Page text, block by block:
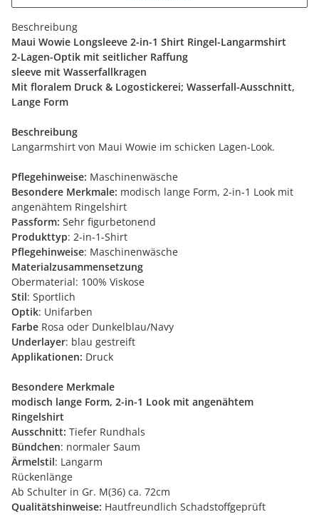
Beschreibung
Maui Wowie Longsleeve 2-in-1 Shirt Ringel-Langarmshirt
2-Lagen-Optik mit seitlicher Raffung
sleeve mit Wasserfallkragen
Mit floralem Druck & Logostickerei; Wasserfall-Ausschnitt,
Lange Form
Beschreibung
Langarmshirt von Maui Wowie im schicken Lagen-Look.
Pflegehinweise: Maschinenwäsche
Besondere Merkmale: modisch lange Form, 2-in-1 Look mit
angenähtem Ringelshirt
Passform: Sehr figurbetonend
Produkttyp: 2-in-1-Shirt
Pflegehinweise: Maschinenwäsche
Materialzusammensetzung
Obermaterial: 100% Viskose
Stil: Sportlich
Optik: Unifarben
Farbe Rosa oder Dunkelblau/Navy
Underlayer: blau gestreift
Applikationen: Druck
Besondere Merkmale
modisch lange Form, 2-in-1 Look mit angenähtem
Ringelshirt
Ausschnitt: Tiefer Rundhals
Bündchen: normaler Saum
Ärmelstil: Langarm
Rückenlänge
Ab Schulter in Gr. M(36) ca. 72cm
Qualitätshinweise: Hautfreundlich Schadstoffgeprüft